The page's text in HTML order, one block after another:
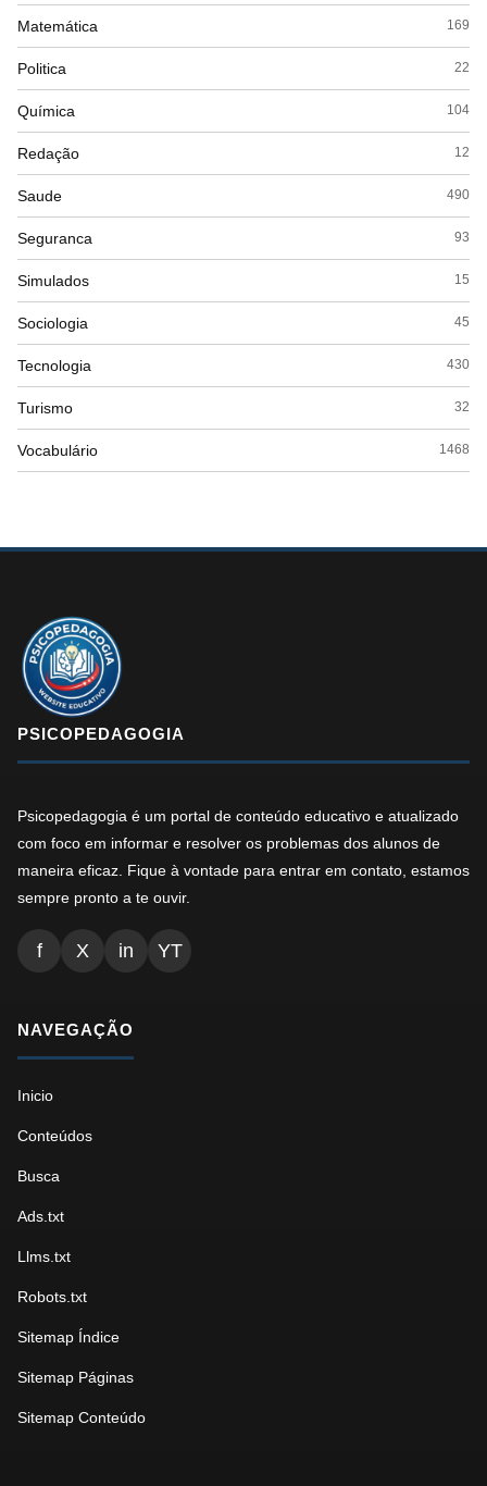
Matemática 169
Politica 22
Química 104
Redação 12
Saude 490
Seguranca 93
Simulados 15
Sociologia 45
Tecnologia 430
Turismo 32
Vocabulário 1468
PSICOPEDAGOGIA
Psicopedagogia é um portal de conteúdo educativo e atualizado
com foco em informar e resolver os problemas dos alunos de
maneira eficaz. Fique à vontade para entrar em contato, estamos
sempre pronto a te ouvir.
f X in YT
NAVEGAÇÃO
Inicio
Conteúdos
Busca
Ads.txt
Llms.txt
Robots.txt
Sitemap Índice
Sitemap Páginas
Sitemap Conteúdo